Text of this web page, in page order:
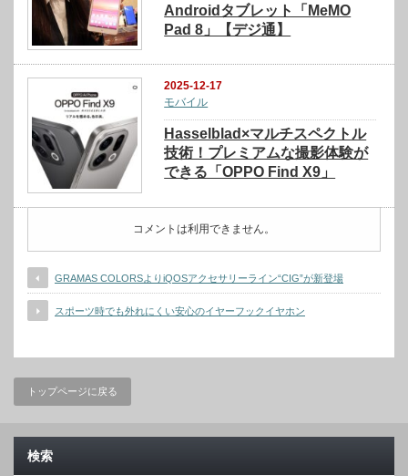
Androidタブレット「MeMO
Pad 8」【デジ通】
2025-12-17
モバイル
Hasselblad×マルチスペクトル
技術！プレミアムな撮影体験が
できる「OPPO Find X9」
コメントは利用できません。
GRAMAS COLORSよりiQOSアクセサリーライン“CIG”が新登場
スポーツ時でも外れにくい安心のイヤーフックイヤホン
トップページに戻る
検索